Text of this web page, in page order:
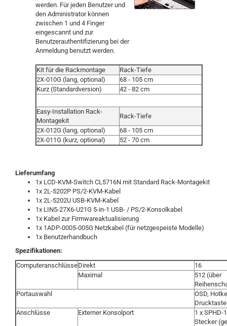
werden. Für jeden Benutzer und
den Administrator können
zwischen 1 und 4 Finger
eingescannt und zur
Benutzerauthentifizierung bei der
Anmeldung benutzt werden.
Kit für die Rackmontage
Rack-Tiefe
2X-010G (lang, optional)
68 - 105 cm
Kurz (Standardversion)
42 - 82 cm
Easy-Installation Rack-
Montagekit
Rack-Tiefe
2X-012G (lang, optional)
68 - 105 cm
2X-011G (kurz, optional)
52 - 70 cm
Lieferumfang
1x LCD-KVM-Switch CL5716N mit Standard Rack-Montagekit
1x 2L-5202P PS/2-KVM-Kabel
1x 2L-5202U USB-KVM-Kabel
1x LIN5-27X6-U21G 5-in-1 USB- / PS/2-Konsolkabel
1x Kabel zur Firmwareaktualisierung
1x 1ADP-0005-005G Netzkabel (für netzgespeiste Modelle)
1x Benutzerhandbuch
Spezifikationen:
ComputeranschlüsseDirekt
16
Maximal
512 (über
Portauswahl
OSD,
Anschlüsse
Externer Konsolport
1 x SPHD-
Stecker